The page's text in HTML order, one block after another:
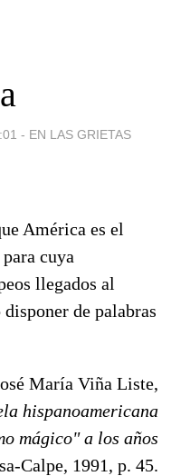
- EN LAS GRIETAS
América es el
cuya
llegados al
de palabras
María Viña Liste,
hispanoamericana
mágico" a los años
Calpe, 1991, p. 45.